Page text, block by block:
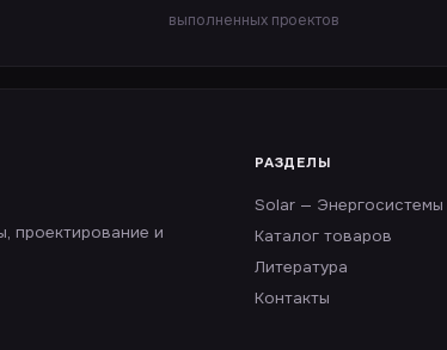
выполненных проектов
проектирование и
РАЗДЕЛЫ
Solar — Энергосистемы
Каталог товаров
Литература
Контакты